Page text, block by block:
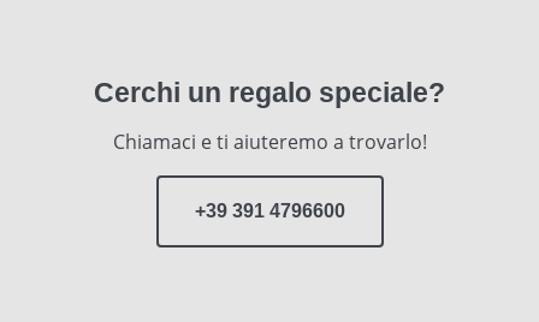
Cerchi un regalo speciale?
Chiamaci e ti aiuteremo a trovarlo!
+39 391 4796600